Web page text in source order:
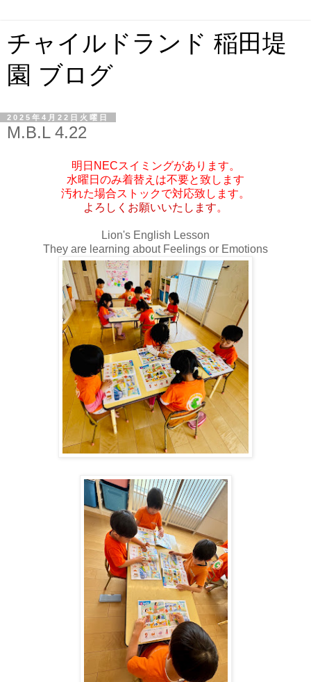
チャイルドランド 稲田堤
園 ブログ
2025年4月22日火曜日
M.B.L 4.22
明日NECスイミングがあります。
水曜日のみ着替えは不要と致します
汚れた場合ストックで対応致します。
よろしくお願いいたします。
Lion's English Lesson
They are learning about Feelings or Emotions